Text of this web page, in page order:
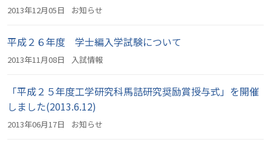
2013年12月05日 お知らせ
平成２６年度 学士編入学試験について
2013年11月08日 入試情報
「平成２５年度工学研究科馬詰研究奨励賞授与式」を開催
しました(2013.6.12)
2013年06月17日 お知らせ